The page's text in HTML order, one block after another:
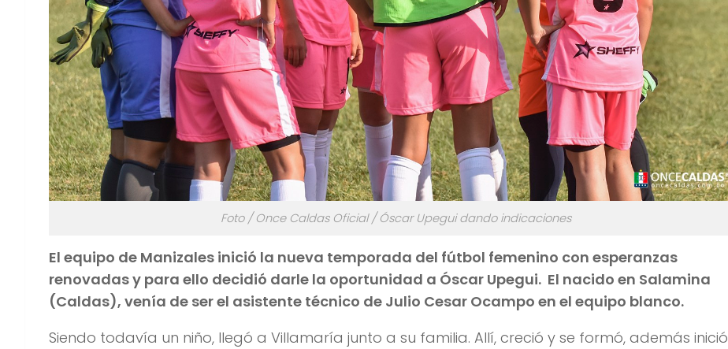
Foto / Once Caldas Oficial / Óscar Upegui dando indicaciones
El equipo de Manizales inició la nueva temporada del fútbol femenino con esperanzas
renovadas y para ello decidió darle la oportunidad a Óscar Upegui. El nacido en Salamina
(Caldas), venía de ser el asistente técnico de Julio Cesar Ocampo en el equipo blanco.
Siendo todavía un niño, llegó a Villamaría junto a su familia. Allí, creció y se formó, además inició